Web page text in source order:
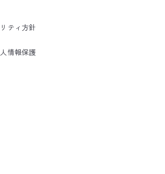
ティ方針
情報保護